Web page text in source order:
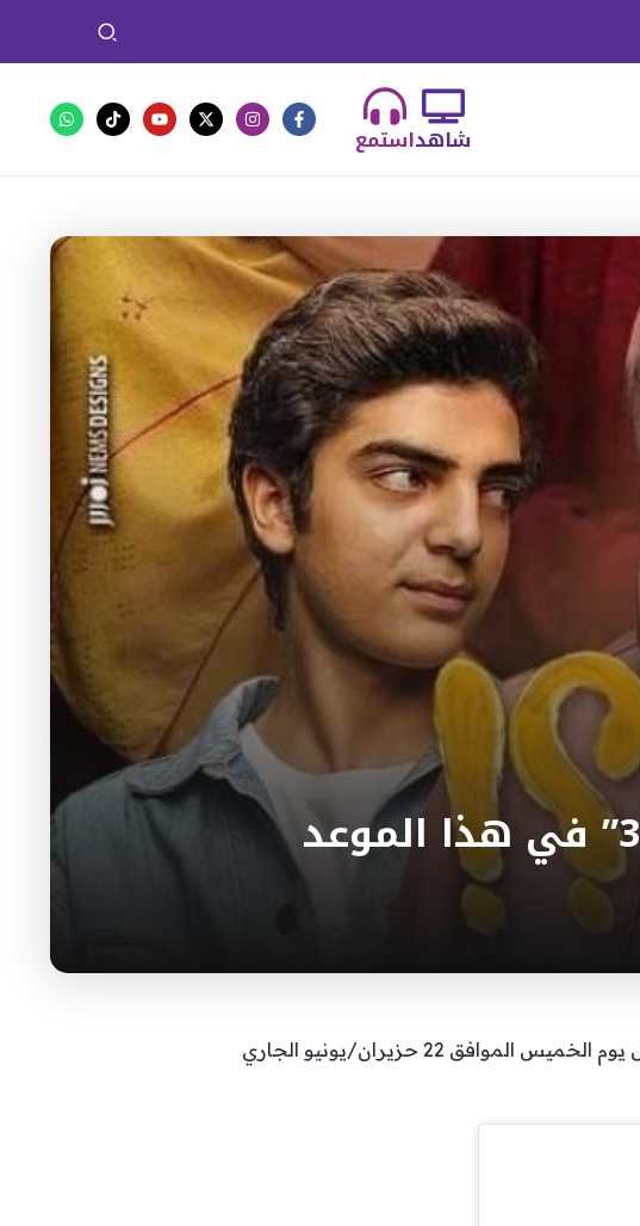
استمعشاهد
طُرح برومو مسلسل “ليه لأ 3″، بطولة الفنانة نيللي كريم ومن المقرر أن يعرض المسلسل يوم الخميس الموافق 22 حزيران/يونيو الجاري